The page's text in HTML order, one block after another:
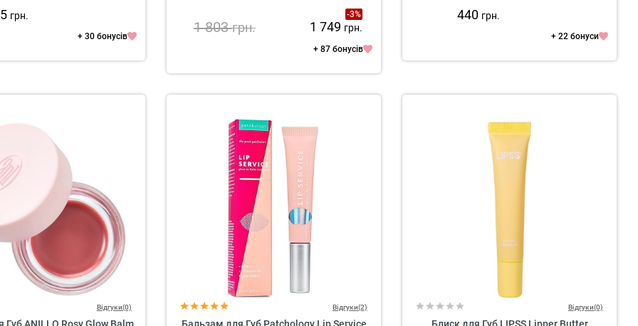
грн.
+ 30 бонусів
-3%
1 803грн. 1 749 грн.
+ 87 бонусів
440 грн.
+ 22 бонуси
Відгуки(0) Відгуки(2) Відгуки(0)